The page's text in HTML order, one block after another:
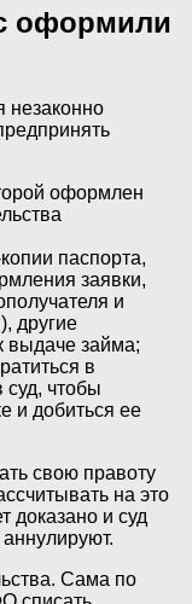
оформили
незаконно
оформлен
паспорта,
заявки,
и
другие
выдаче займа;
в
суд, чтобы
и добиться ее
свою правоту
на это
доказано и суд
Сама по